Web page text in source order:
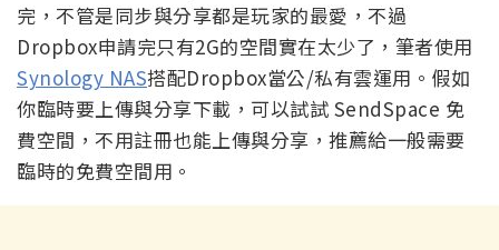
完，不管是同步與分享都是玩家的最愛，不過
Dropbox申請完只有2G的空間實在太少了，筆者使用
Synology NAS搭配Dropbox當公/私有雲運用。假如
你臨時要上傳與分享下載，可以試試 SendSpace 免
費空間，不用註冊也能上傳與分享，推薦給一般需要
臨時的免費空間用。